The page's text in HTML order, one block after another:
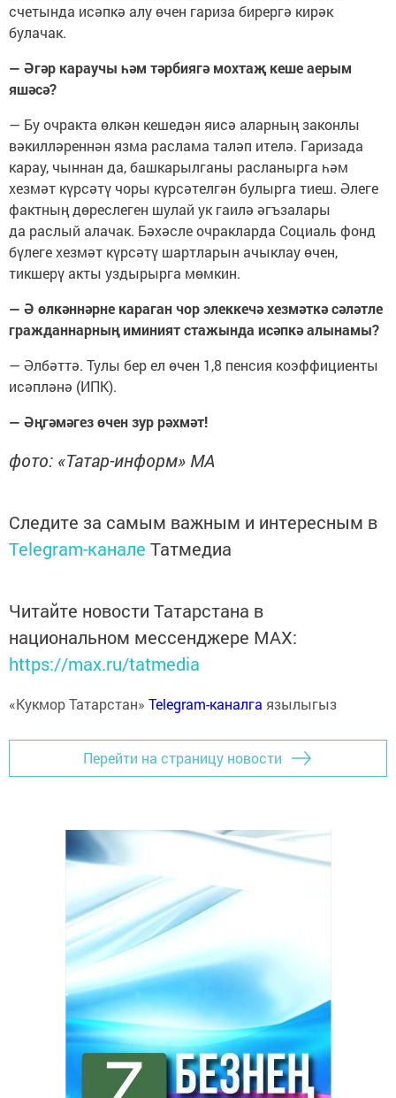
счетында исәпкә алу өчен гариза бирергә кирәк
булачак.
— Әгәр караучы һәм тәрбиягә мохтаҗ кеше аерым
яшәсә?
— Бу очракта өлкән кешедән яисә аларның законлы
вәкилләреннән язма раслама таләп ителә. Гаризада
карау, чыннан да, башкарылганы расланырга һәм
хезмәт күрсәтү чоры күрсәтелгән булырга тиеш. Әлеге
фактның дөреслеген шулай ук гаилә әгъзалары
да раслый алачак. Бәхәсле очракларда Социаль фонд
бүлеге хезмәт күрсәтү шартларын ачыклау өчен,
тикшерү акты уздырырга мөмкин.
— Ә өлкәннәрне караган чор элеккечә хезмәткә сәләтле
гражданнарның иминият стажында исәпкә алынамы?
— Әлбәттә. Тулы бер ел өчен 1,8 пенсия коэффициенты
исәпләнә (ИПК).
— Әңгәмәгез өчен зур рәхмәт!
фото: «Татар-информ» МА
Следите за самым важным и интересным в
Telegram-канале Татмедиа
Читайте новости Татарстана в
национальном мессенджере MАХ:
https://max.ru/tatmedia
«Кукмор Татарстан» Telegram-каналга язылыгыз
Перейти на страницу новости